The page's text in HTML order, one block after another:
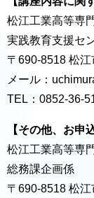
松江工業高等専
実践教育支援セ
〒690-8518 松
メール：
TEL：0852-36-
【その他、お申
松江工業高等専
総務課企画係
〒690-8518 松